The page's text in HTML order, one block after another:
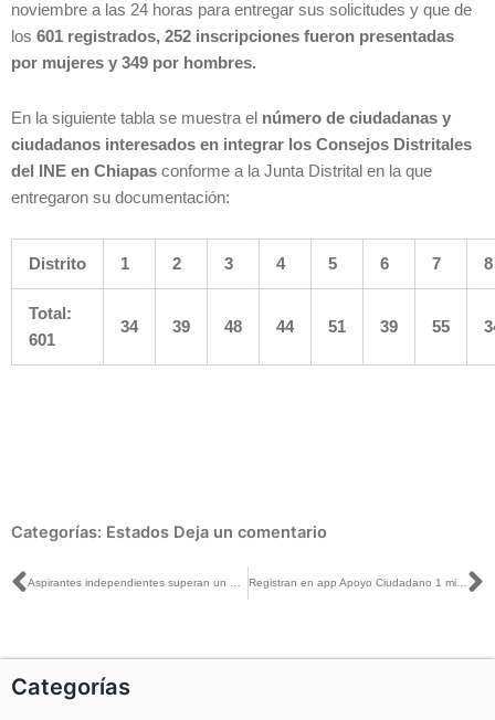
noviembre a las 24 horas para entregar sus solicitudes y que de
los 601 registrados, 252 inscripciones fueron presentadas
por mujeres y 349 por hombres.
En la siguiente tabla se muestra el número de ciudadanas y
ciudadanos interesados en integrar los Consejos Distritales
del INE en Chiapas conforme a la Junta Distrital en la que
entregaron su documentación:
Distrito 1 2 3 4 5 6 7 8
Total:
601
34 39 48 44 51 39 55
Categorías: Estados Deja un comentario
Ant Aspirantes independientes superan un millón de apoyos ciudadanos enviados Registran en app Apoyo Ciudadano 1 millón de respaldos a independientes
Categorías